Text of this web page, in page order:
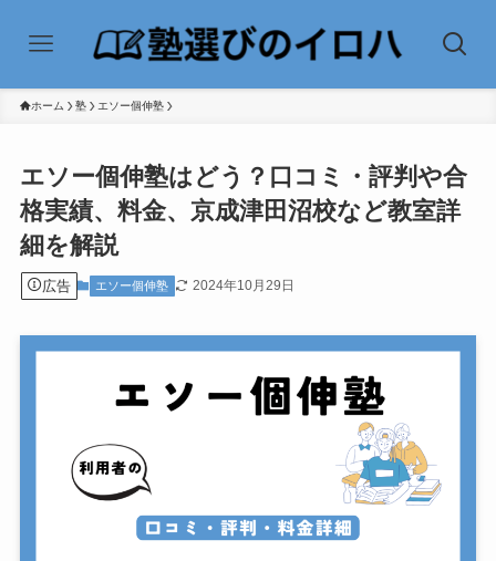
ホーム 塾 エソー個伸塾
エソー個伸塾はどう？口コミ・評判や合
格実績、料金、京成津田沼校など教室詳
細を解説
広告 エソー個伸塾 2024年10月29日